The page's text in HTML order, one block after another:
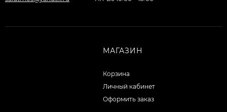
МАГАЗИН
Корзина
Личный кабинет
Оформить заказ